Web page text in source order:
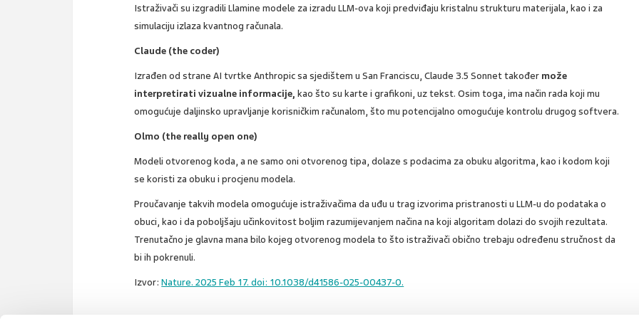
Istraživači su izgradili Llamine modele za izradu LLM-ova koji predviđaju kristalnu strukturu materijala, kao i za
simulaciju izlaza kvantnog računala.
Claude (the coder)
Izrađen od strane AI tvrtke Anthropic sa sjedištem u San Franciscu, Claude 3.5 Sonnet također može
interpretirati vizualne informacije, kao što su karte i grafikoni, uz tekst. Osim toga, ima način rada koji mu
omogućuje daljinsko upravljanje korisničkim računalom, što mu potencijalno omogućuje kontrolu drugog softvera.
Olmo (the really open one)
Modeli otvorenog koda, a ne samo oni otvorenog tipa, dolaze s podacima za obuku algoritma, kao i kodom koji
se koristi za obuku i procjenu modela.
Proučavanje takvih modela omogućuje istraživačima da uđu u trag izvorima pristranosti u LLM-u do podataka o
obuci, kao i da poboljšaju učinkovitost boljim razumijevanjem načina na koji algoritam dolazi do svojih rezultata.
Trenutačno je glavna mana bilo kojeg otvorenog modela to što istraživači obično trebaju određenu stručnost da
bi ih pokrenuli.
Izvor:Nature. 2025 Feb 17. doi: 10.1038/d41586-025-00437-0.